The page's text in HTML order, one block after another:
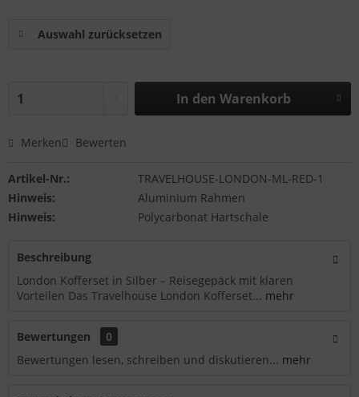
Auswahl zurücksetzen
In den Warenkorb
Merken Bewerten
Artikel-Nr.:
TRAVELHOUSE-LONDON-ML-RED-1
Hinweis:
Aluminium Rahmen
Hinweis:
Polycarbonat Hartschale
Beschreibung
London Kofferset in Silber – Reisegepäck mit klaren
Vorteilen Das Travelhouse London Kofferset... mehr
Bewertungen
0
Bewertungen lesen, schreiben und diskutieren... mehr